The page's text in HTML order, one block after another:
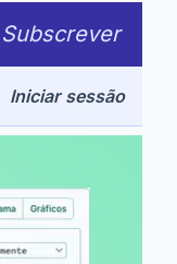
Subscrever
Iniciar sessão